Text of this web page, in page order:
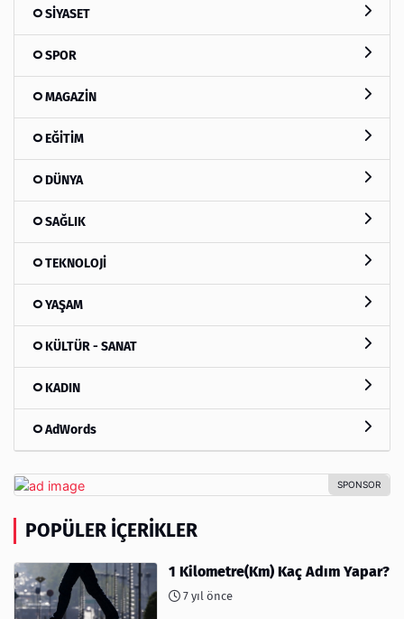
SİYASET
SPOR
MAGAZİN
EĞİTİM
DÜNYA
SAĞLIK
TEKNOLOJİ
YAŞAM
KÜLTÜR - SANAT
KADIN
AdWords
POPÜLER İÇERIKLER
1 Kilometre(Km) Kaç Adım Yapar?
7 yıl önce